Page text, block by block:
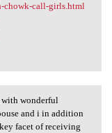
chowk-call-girls.html
with wonderful
and i in addition
facet of receiving